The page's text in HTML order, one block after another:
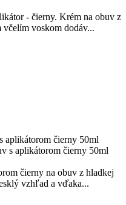
- čierny. Krém na obuv z
voskom dodáv...
aplikátorom čierny 50ml
čierny na obuv z hladkej
vzhľad a vďaka...